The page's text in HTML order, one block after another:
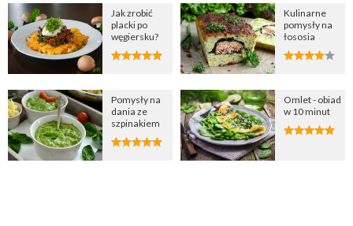
Jak zrobić
placki po
węgiersku?
Pomysły na
dania ze
szpinakiem
Kulinarne
pomysły na
łososia
Omlet - obiad
w 10 minut